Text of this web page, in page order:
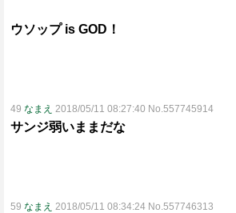
ウソップ is GOD！
49 なまえ 2018/05/11 08:27:40 No.557745914
サンジ弱いままだな
59 なまえ 2018/05/11 08:34:24 No.557746313